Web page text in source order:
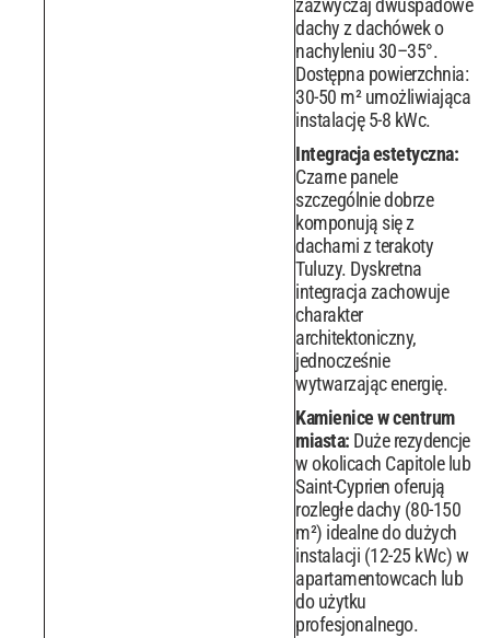
zazwyczaj dwuspadowe
dachy z dachówek o
nachyleniu 30–35°.
Dostępna powierzchnia:
30-50 m² umożliwiająca
instalację 5-8 kWc.
Integracja estetyczna:
Czarne panele
szczególnie dobrze
komponują się z
dachami z terakoty
Tuluzy. Dyskretna
integracja zachowuje
charakter
architektoniczny,
jednocześnie
wytwarzając energię.
Kamienice w centrum
miasta: Duże rezydencje
w okolicach Capitole lub
Saint-Cyprien oferują
rozległe dachy (80-150
m²) idealne do dużych
instalacji (12-25 kWc) w
apartamentowcach lub
do użytku
profesjonalnego.